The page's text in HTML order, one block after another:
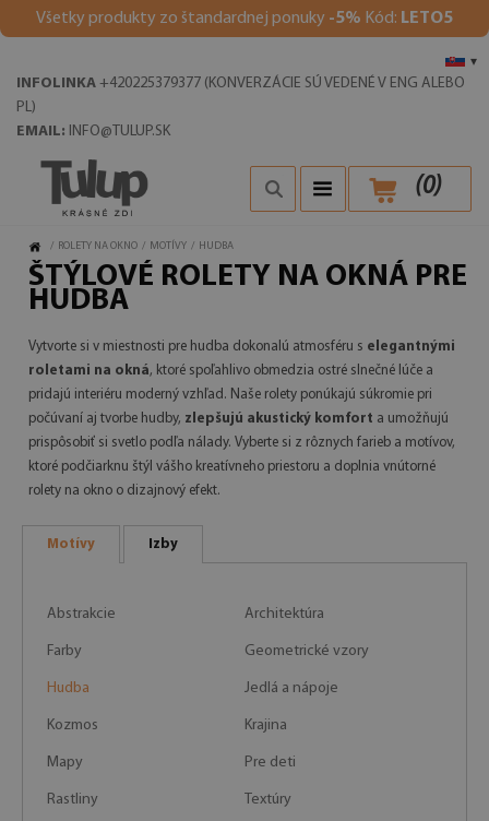
Všetky produkty zo štandardnej ponuky -5% Kód: LETO5
▾
INFOLINKA +420225379377 (KONVERZÁCIE SÚ VEDENÉ V ENG ALEBO
PL)
EMAIL: INFO@TULUP.SK
(0)
/ ROLETY NA OKNO / MOTÍVY / HUDBA
ŠTÝLOVÉ ROLETY NA OKNÁ PRE
HUDBA
Vytvorte si v miestnosti pre hudba dokonalú atmosféru s elegantnými
roletami na okná, ktoré spoľahlivo obmedzia ostré slnečné lúče a
pridajú interiéru moderný vzhľad. Naše rolety ponúkajú súkromie pri
počúvaní aj tvorbe hudby, zlepšujú akustický komfort a umožňujú
prispôsobiť si svetlo podľa nálady. Vyberte si z rôznych farieb a motívov,
ktoré podčiarknu štýl vášho kreatívneho priestoru a doplnia vnútorné
rolety na okno o dizajnový efekt.
Motívy Izby
Abstrakcie Architektúra
Farby Geometrické vzory
Hudba Jedlá a nápoje
Kozmos Krajina
Mapy Pre deti
Rastliny Textúry